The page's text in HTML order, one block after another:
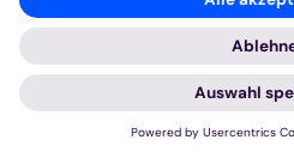
Externe Inhalte
Statistiken
Speichern
Rom 2025:
Vortreffen